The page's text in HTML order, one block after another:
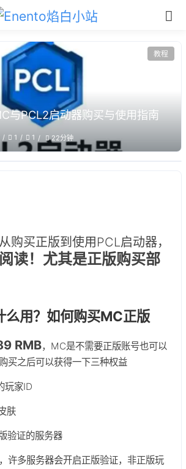
教程
与PCL2启动器购买与使用指南
1 1 22分钟
购买正版到使用PCL启动器，
读！尤其是正版购买部
么用？如何购买MC正版
RMB，MC是不需要正版账号也可以
买之后可以获得一下三种权益
玩家ID
肤
验证的服务器
许多服务器会开启正版验证，非正版玩